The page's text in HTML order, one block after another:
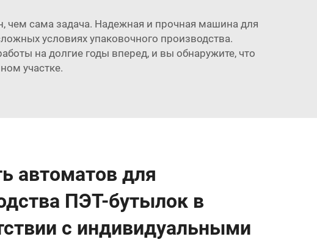
чем сама задача. Надежная и прочная машина для
условиях упаковочного производства.
на долгие годы вперед, и вы обнаружите, что
участке.
автоматов для
ПЭТ-бутылок в
с индивидуальными